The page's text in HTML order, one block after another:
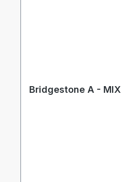
Bridgestone A - MIX